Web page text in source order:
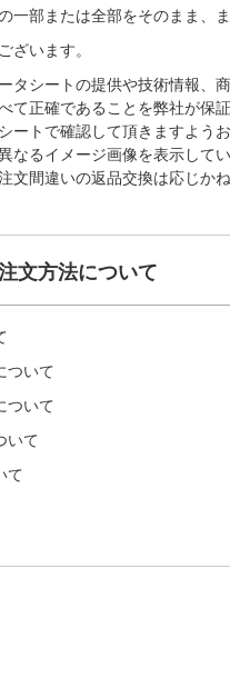
部または全部をそのまま、
ざいます。
シートの提供や技術情報、
正確であることを弊社が保
トで確認して頂きますようお
るイメージ画像を表示して
間違いの返品交換は応じか
文方法について
ついて
ついて
いて
て